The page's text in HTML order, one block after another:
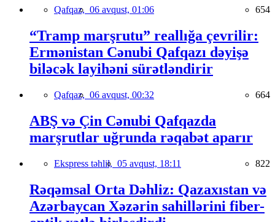
Qafqaz, 06 avqust, 01:06 654
“Tramp marşrutu” reallığa çevrilir:
Ermənistan Cənubi Qafqazı dəyişə
biləcək layihəni sürətləndirir
Qafqaz, 06 avqust, 00:32 664
ABŞ və Çin Cənubi Qafqazda
marşrutlar uğrunda rəqabət aparır
Ekspress təhlil, 05 avqust, 18:11 822
Rəqəmsal Orta Dəhliz: Qazaxıstan və
Azərbaycan Xəzərin sahillərini fiber-